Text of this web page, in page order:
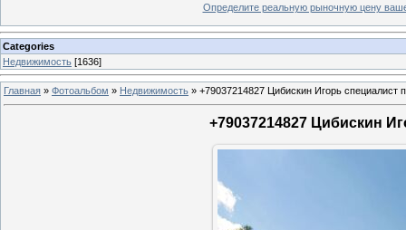
Определите реальную рыночную цену
Categories
Недвижимость [1636]
Главная » Фотоальбом » Недвижимость » +79037214827 Цибискин Игорь специалист
+79037214827 Цибискин